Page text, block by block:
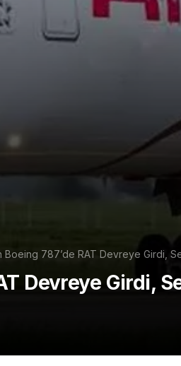
Boeing 787’de RAT Devreye Girdi,
Devreye Girdi,